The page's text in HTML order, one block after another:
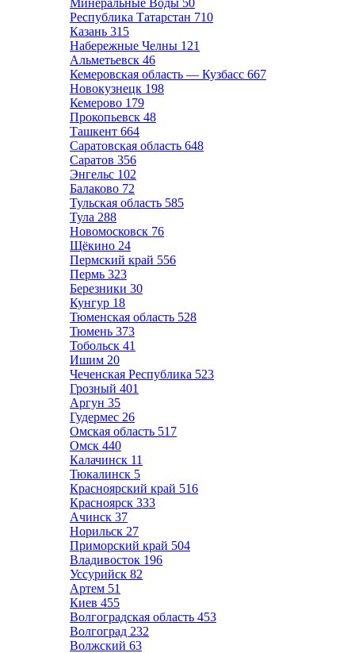
Минеральные Воды 50
Республика Татарстан 710
Казань 315
Набережные Челны 121
Альметьевск 46
Кемеровская область — Кузбасс 667
Новокузнецк 198
Кемерово 179
Прокопьевск 48
Ташкент 664
Саратовская область 648
Саратов 356
Энгельс 102
Балаково 72
Тульская область 585
Тула 288
Новомосковск 76
Щёкино 24
Пермский край 556
Пермь 323
Березники 30
Кунгур 18
Тюменская область 528
Тюмень 373
Тобольск 41
Ишим 20
Чеченская Республика 523
Грозный 401
Аргун 35
Гудермес 26
Омская область 517
Омск 440
Калачинск 11
Тюкалинск 5
Красноярский край 516
Красноярск 333
Ачинск 37
Норильск 27
Приморский край 504
Владивосток 196
Уссурийск 82
Артем 51
Киев 455
Волгоградская область 453
Волгоград 232
Волжский 63